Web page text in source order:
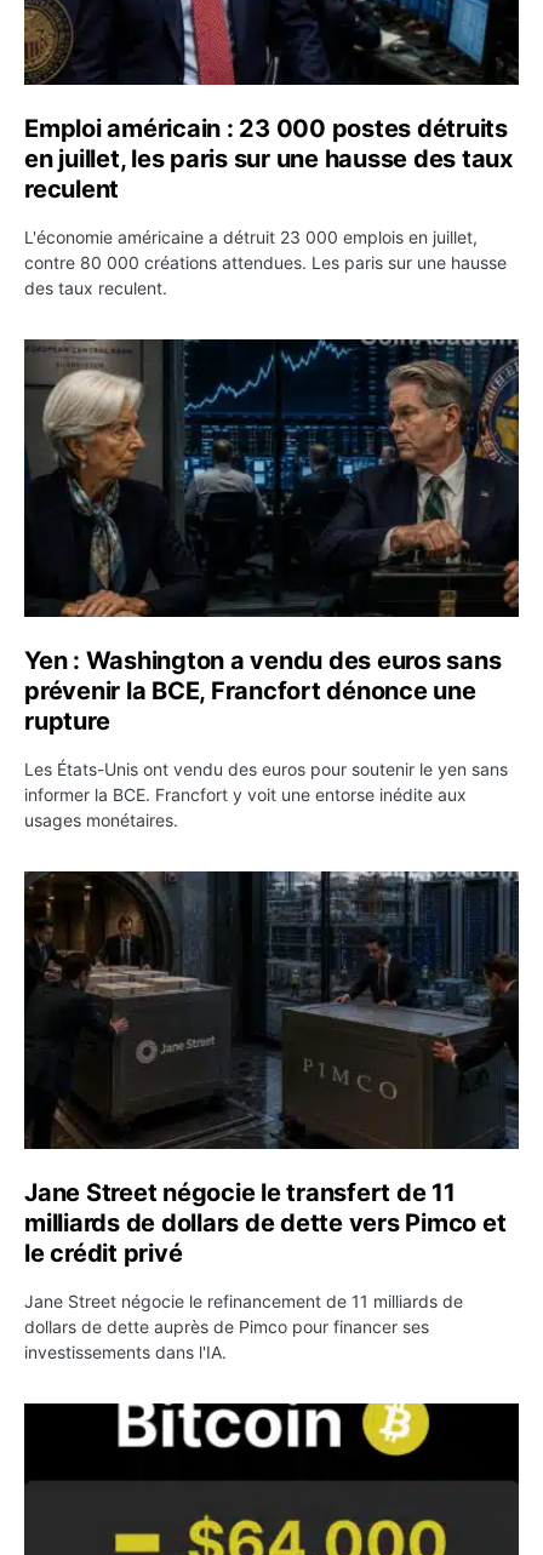
Emploi américain : 23 000 postes détruits
en juillet, les paris sur une hausse des taux
reculent
L'économie américaine a détruit 23 000 emplois en juillet,
contre 80 000 créations attendues. Les paris sur une hausse
des taux reculent.
Yen : Washington a vendu des euros sans prévenir la
Yen : Washington a vendu des euros sans
prévenir la BCE, Francfort dénonce une
rupture
Les États-Unis ont vendu des euros pour soutenir le yen sans
informer la BCE. Francfort y voit une entorse inédite aux
usages monétaires.
Jane Street négocie le transfert de 11 milliards de
Jane Street négocie le transfert de 11
milliards de dollars de dette vers Pimco et
le crédit privé
Jane Street négocie le refinancement de 11 milliards de
dollars de dette auprès de Pimco pour financer ses
investissements dans l'IA.
Bitcoin stagne à 64 000 dollars pendant que les